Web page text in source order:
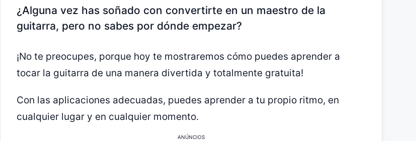
¿Alguna vez has soñado con convertirte en un maestro de la
guitarra, pero no sabes por dónde empezar?
¡No te preocupes, porque hoy te mostraremos cómo puedes aprender a
tocar la guitarra de una manera divertida y totalmente gratuita!
Con las aplicaciones adecuadas, puedes aprender a tu propio ritmo, en
cualquier lugar y en cualquier momento.
ANÚNCIOS